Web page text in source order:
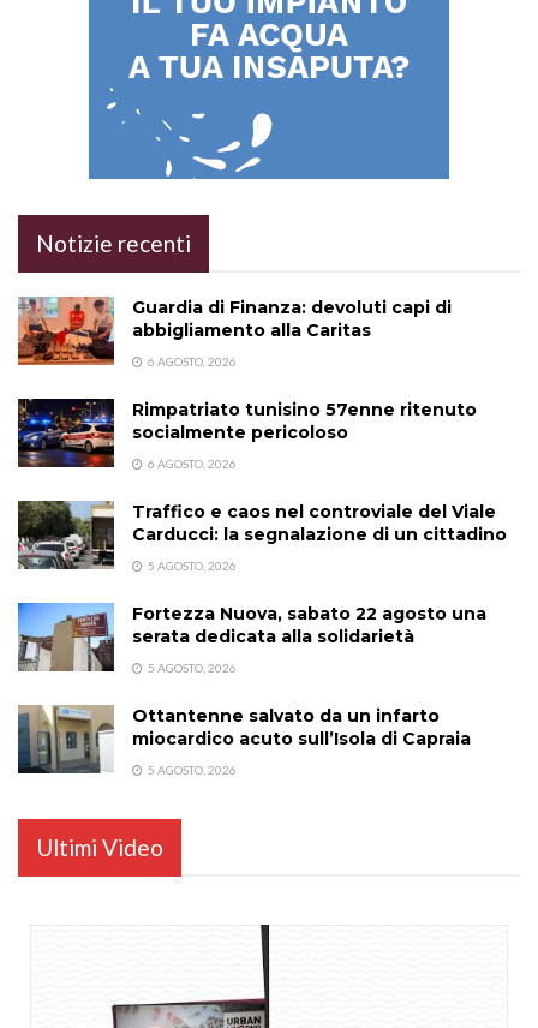
Notizie recenti
Guardia di Finanza: devoluti capi di
abbigliamento alla Caritas
6 AGOSTO, 2026
Rimpatriato tunisino 57enne ritenuto
socialmente pericoloso
6 AGOSTO, 2026
Traffico e caos nel controviale del Viale
Carducci: la segnalazione di un cittadino
5 AGOSTO, 2026
Fortezza Nuova, sabato 22 agosto una
serata dedicata alla solidarietà
5 AGOSTO, 2026
Ottantenne salvato da un infarto
miocardico acuto sull’Isola di Capraia
5 AGOSTO, 2026
Ultimi Video